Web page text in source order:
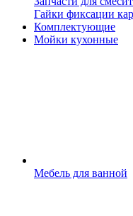
Гайки фиксации
Комплектующие
Мойки кухонные
Мебель для ванной